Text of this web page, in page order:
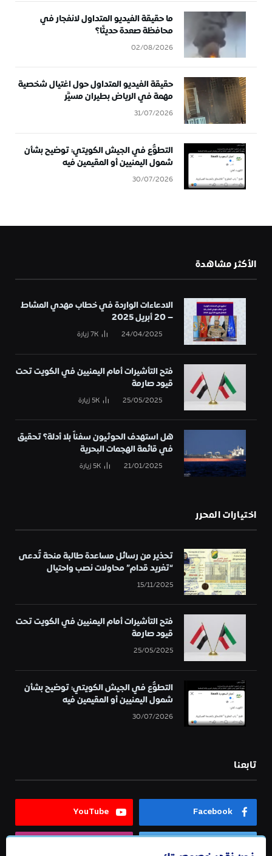
ما حقيقة الفيديو المتداول لانفجار في
محافظة صعدة حديثًا؟
02/08/2026
حقيقة الفيديو المتداول حول اغتيال شخصية
مهمة في الرياض بطيران مسيَّر
31/07/2026
التطوُّع في الجيش الكويتي: توضيح بشأن
شمول اليمنيين أو المقيمين فيه
30/07/2026
الأكثر مشاهدة
الادعاءات الواردة في خطاب مهدي المشاط
– 20 أبريل 2025
24/04/2025
7Kزيارة
فتح التأشيرات أمام اليمنيين في الكويت تحت
قيود صارمة
25/05/2025
5Kزيارة
هل استهدف الحوثيون سفناً بلا أدلة؟ تحقيق
في قائمة الهجمات البحرية
21/01/2025
5Kزيارة
اختيارات المحرر
تحذير من رسائل مساعدة طالبة منحة تُدعى
“تغريد قدام” محاولات نصب واحتيال
15/11/2025
فتح التأشيرات أمام اليمنيين في الكويت تحت
قيود صارمة
25/05/2025
التطوُّع في الجيش الكويتي: توضيح بشأن
شمول اليمنيين أو المقيمين فيه
30/07/2026
تابعنا
Facebook
YouTube